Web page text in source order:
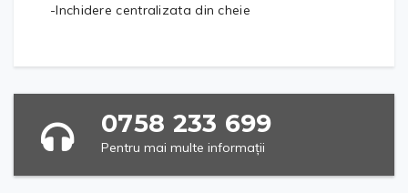
-Inchidere centralizata din cheie
0758 233 699
Pentru mai multe informații